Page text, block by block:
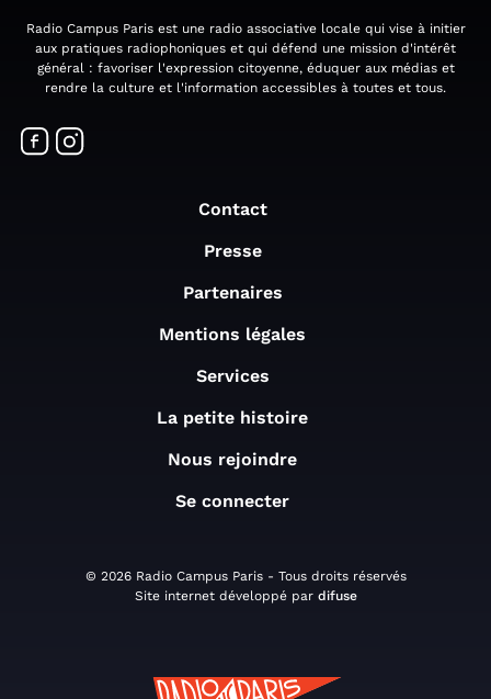
Radio Campus Paris est une radio associative locale qui vise à initier
aux pratiques radiophoniques et qui défend une mission d'intérêt
général : favoriser l'expression citoyenne, éduquer aux médias et
rendre la culture et l'information accessibles à toutes et tous.
Contact
Presse
Partenaires
Mentions légales
Services
La petite histoire
Nous rejoindre
Se connecter
© 2026 Radio Campus Paris - Tous droits réservés
Site internet développé par difuse